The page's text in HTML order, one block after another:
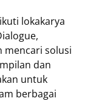
lokakarya
mencari solusi
dan
untuk
berbagai